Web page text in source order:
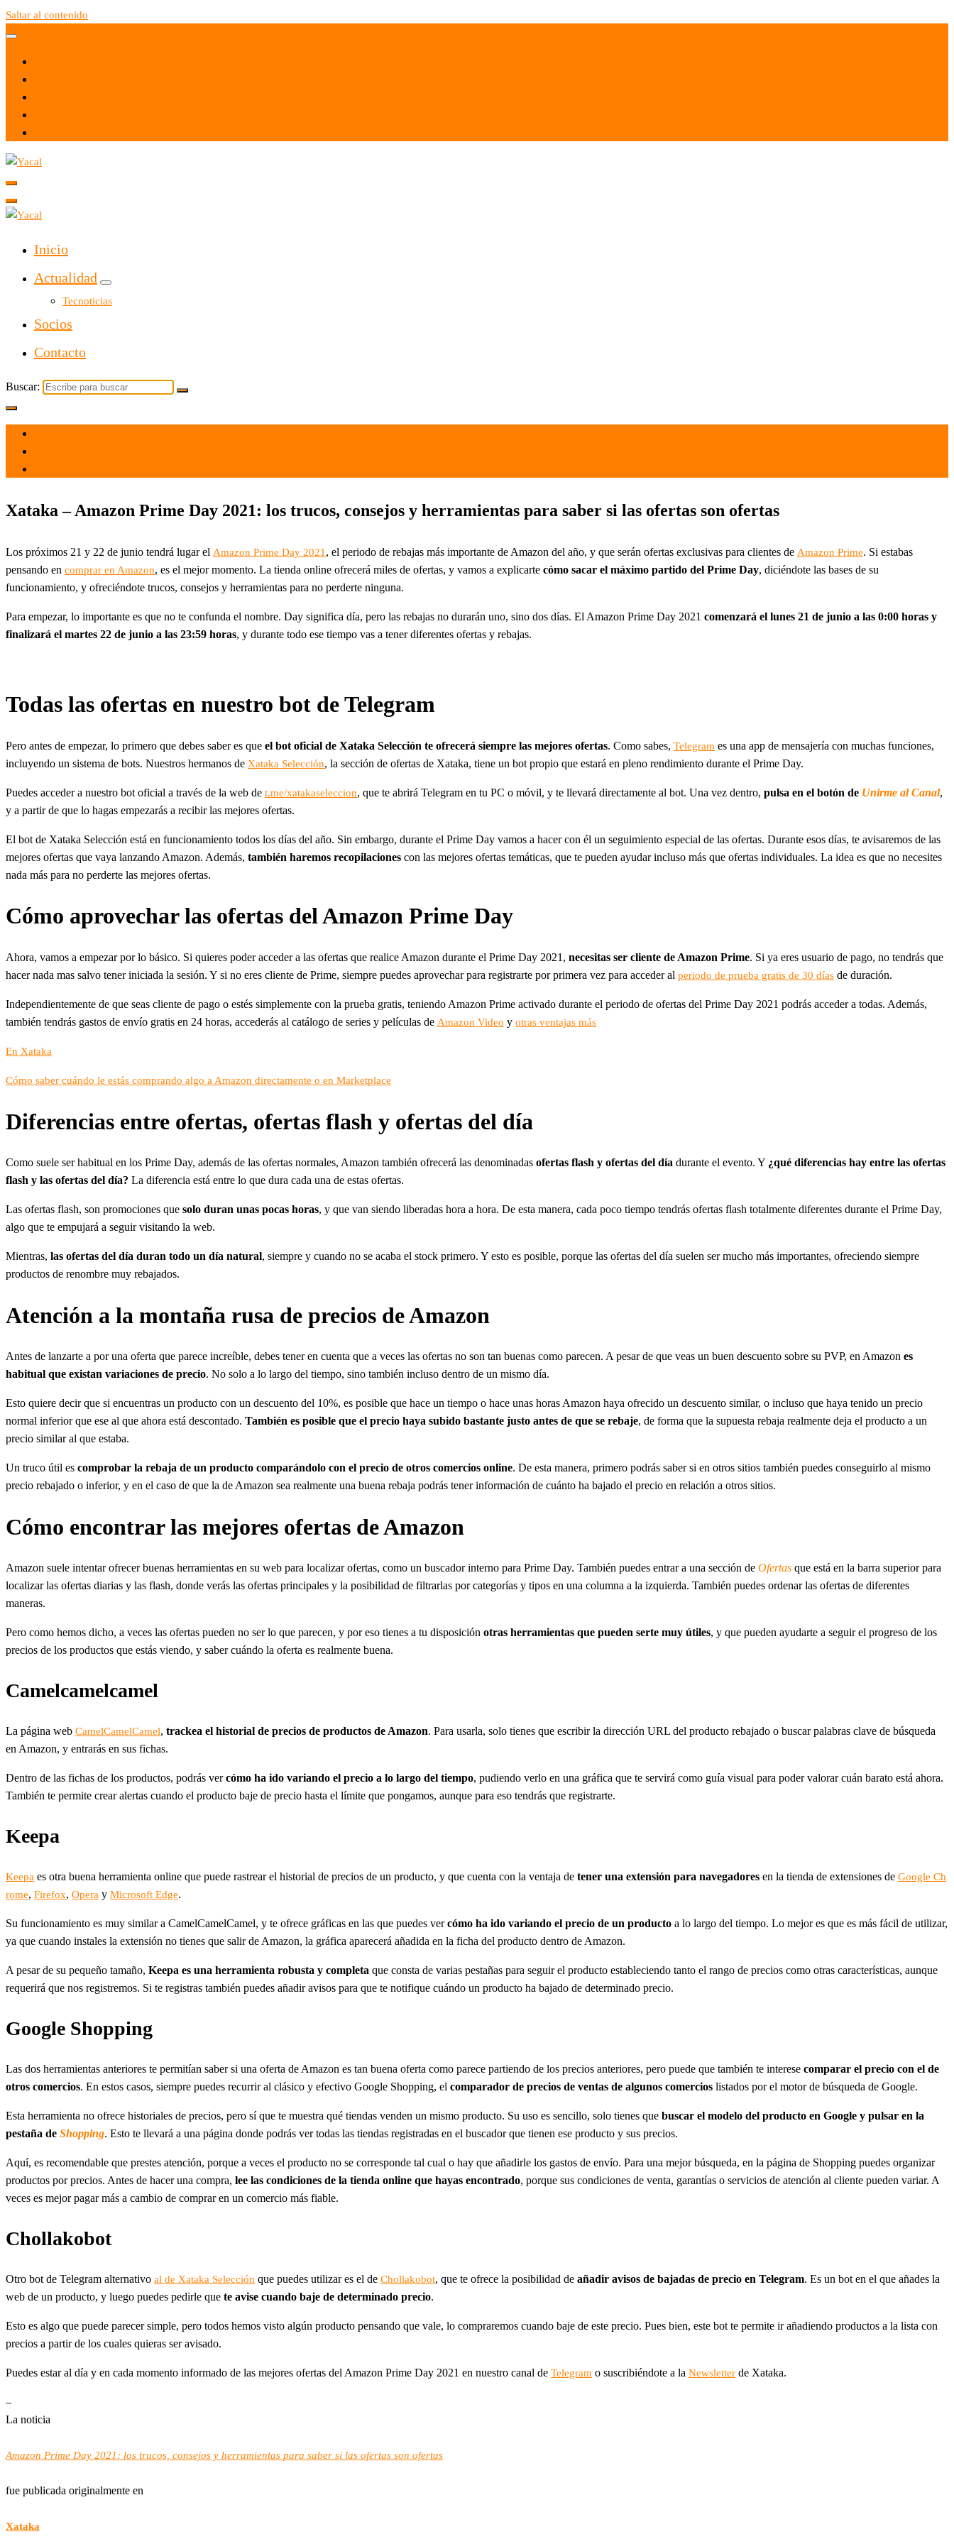
Saltar al contenido
Yacal micro hosting
Inicio
Actualidad
Tecnoticias
Socios
Contacto
Buscar:
Xataka – Amazon Prime Day 2021: los trucos, consejos y herramientas para saber si las ofertas son ofertas
Los próximos 21 y 22 de junio tendrá lugar el Amazon Prime Day 2021 , el periodo de rebajas más importante de Amazon del año, y que serán ofertas exclusivas para clientes de Amazon Prime. Si estabas
pensando en comprar en Amazon, es el mejor momento. La tienda online ofrecerá miles de ofertas, y vamos a explicarte cómo sacar el máximo partido del Prime Day, diciéndote las bases de su
funcionamiento, y ofreciéndote trucos, consejos y herramientas para no perderte ninguna.
Para empezar, lo importante es que no te confunda el nombre. Day significa día, pero las rebajas no durarán uno, sino dos días. El Amazon Prime Day 2021 comenzará el lunes 21 de junio a las 0:00 horas y
finalizará el martes 22 de junio a las 23:59 horas, y durante todo ese tiempo vas a tener diferentes ofertas y rebajas.
Todas las ofertas en nuestro bot de Telegram
Pero antes de empezar, lo primero que debes saber es que el bot oficial de Xataka Selección te ofrecerá siempre las mejores ofertas. Como sabes, Telegram es una app de mensajería con muchas funciones,
incluyendo un sistema de bots. Nuestros hermanos de Xataka Selección, la sección de ofertas de Xataka, tiene un bot propio que estará en pleno rendimiento durante el Prime Day.
Puedes acceder a nuestro bot oficial a través de la web de t.me/xatakaseleccion, que te abrirá Telegram en tu PC o móvil, y te llevará directamente al bot. Una vez dentro, pulsa en el botón de Unirme al Canal,
y a partir de que lo hagas empezarás a recibir las mejores ofertas.
El bot de Xataka Selección está en funcionamiento todos los días del año. Sin embargo, durante el Prime Day vamos a hacer con él un seguimiento especial de las ofertas. Durante esos días, te avisaremos de las
mejores ofertas que vaya lanzando Amazon. Además, también haremos recopilaciones con las mejores ofertas temáticas, que te pueden ayudar incluso más que ofertas individuales. La idea es que no necesites
nada más para no perderte las mejores ofertas.
Cómo aprovechar las ofertas del Amazon Prime Day
Ahora, vamos a empezar por lo básico. Si quieres poder acceder a las ofertas que realice Amazon durante el Prime Day 2021, necesitas ser cliente de Amazon Prime. Si ya eres usuario de pago, no tendrás que
hacer nada mas salvo tener iniciada la sesión. Y si no eres cliente de Prime, siempre puedes aprovechar para registrarte por primera vez para acceder al periodo de prueba gratis de 30 días de duración.
Independientemente de que seas cliente de pago o estés simplemente con la prueba gratis, teniendo Amazon Prime activado durante el periodo de ofertas del Prime Day 2021 podrás acceder a todas. Además,
también tendrás gastos de envío gratis en 24 horas, accederás al catálogo de series y películas de Amazon Video y otras ventajas más
En Xataka
Cómo saber cuándo le estás comprando algo a Amazon directamente o en Marketplace
Diferencias entre ofertas, ofertas flash y ofertas del día
Como suele ser habitual en los Prime Day, además de las ofertas normales, Amazon también ofrecerá las denominadas ofertas flash y ofertas del día durante el evento. Y ¿qué diferencias hay entre las ofertas
flash y las ofertas del día? La diferencia está entre lo que dura cada una de estas ofertas.
Las ofertas flash, son promociones que solo duran unas pocas horas, y que van siendo liberadas hora a hora. De esta manera, cada poco tiempo tendrás ofertas flash totalmente diferentes durante el Prime Day,
algo que te empujará a seguir visitando la web.
Mientras, las ofertas del día duran todo un día natural, siempre y cuando no se acaba el stock primero. Y esto es posible, porque las ofertas del día suelen ser mucho más importantes, ofreciendo siempre
productos de renombre muy rebajados.
Atención a la montaña rusa de precios de Amazon
Antes de lanzarte a por una oferta que parece increíble, debes tener en cuenta que a veces las ofertas no son tan buenas como parecen. A pesar de que veas un buen descuento sobre su PVP, en Amazon es
habitual que existan variaciones de precio. No solo a lo largo del tiempo, sino también incluso dentro de un mismo día.
Esto quiere decir que si encuentras un producto con un descuento del 10%, es posible que hace un tiempo o hace unas horas Amazon haya ofrecido un descuento similar, o incluso que haya tenido un precio
normal inferior que ese al que ahora está descontado. También es posible que el precio haya subido bastante justo antes de que se rebaje, de forma que la supuesta rebaja realmente deja el producto a un
precio similar al que estaba.
Un truco útil es comprobar la rebaja de un producto comparándolo con el precio de otros comercios online. De esta manera, primero podrás saber si en otros sitios también puedes conseguirlo al mismo
precio rebajado o inferior, y en el caso de que la de Amazon sea realmente una buena rebaja podrás tener información de cuánto ha bajado el precio en relación a otros sitios.
Cómo encontrar las mejores ofertas de Amazon
Amazon suele intentar ofrecer buenas herramientas en su web para localizar ofertas, como un buscador interno para Prime Day. También puedes entrar a una sección de Ofertas que está en la barra superior para
localizar las ofertas diarias y las flash, donde verás las ofertas principales y la posibilidad de filtrarlas por categorías y tipos en una columna a la izquierda. También puedes ordenar las ofertas de diferentes
maneras.
Pero como hemos dicho, a veces las ofertas pueden no ser lo que parecen, y por eso tienes a tu disposición otras herramientas que pueden serte muy útiles, y que pueden ayudarte a seguir el progreso de los
precios de los productos que estás viendo, y saber cuándo la oferta es realmente buena.
Camelcamelcamel
La página web CamelCamelCamel, trackea el historial de precios de productos de Amazon. Para usarla, solo tienes que escribir la dirección URL del producto rebajado o buscar palabras clave de búsqueda
en Amazon, y entrarás en sus fichas.
Dentro de las fichas de los productos, podrás vercómo ha ido variando el precio a lo largo del tiempo, pudiendo verlo en una gráfica que te servirá como guía visual para poder valorar cuán barato está ahora.
También te permite crear alertas cuando el producto baje de precio hasta el límite que pongamos, aunque para eso tendrás que registrarte.
Keepa
Keepa es otra buena herramienta online que puede rastrear el historial de precios de un producto, y que cuenta con la ventaja de tener una extensión para navegadores en la tienda de extensiones de Google Ch
rome, Firefox, Opera y Microsoft Edge.
Su funcionamiento es muy similar a CamelCamelCamel, y te ofrece gráficas en las que puedes vercómo ha ido variando el precio de un producto a lo largo del tiempo. Lo mejor es que es más fácil de utilizar,
ya que cuando instales la extensión no tienes que salir de Amazon, la gráfica aparecerá añadida en la ficha del producto dentro de Amazon.
A pesar de su pequeño tamaño, Keepa es una herramienta robusta y completa que consta de varias pestañas para seguir el producto estableciendo tanto el rango de precios como otras características, aunque
requerirá que nos registremos. Si te registras también puedes añadir avisos para que te notifique cuándo un producto ha bajado de determinado precio.
Google Shopping
Las dos herramientas anteriores te permitían saber si una oferta de Amazon es tan buena oferta como parece partiendo de los precios anteriores, pero puede que también te interese comparar el precio con el de
otros comercios. En estos casos, siempre puedes recurrir al clásico y efectivo Google Shopping, el comparador de precios de ventas de algunos comercios listados por el motor de búsqueda de Google.
Esta herramienta no ofrece historiales de precios, pero sí que te muestra qué tiendas venden un mismo producto. Su uso es sencillo, solo tienes que buscar el modelo del producto en Google y pulsar en la
pestaña de Shopping. Esto te llevará a una página donde podrás ver todas las tiendas registradas en el buscador que tienen ese producto y sus precios.
Aquí, es recomendable que prestes atención, porque a veces el producto no se corresponde tal cual o hay que añadirle los gastos de envío. Para una mejor búsqueda, en la página de Shopping puedes organizar
productos por precios. Antes de hacer una compra, lee las condiciones de la tienda online que hayas encontrado, porque sus condiciones de venta, garantías o servicios de atención al cliente pueden variar. A
veces es mejor pagar más a cambio de comprar en un comercio más fiable.
Chollakobot
Otro bot de Telegram alternativo al de Xataka Selección que puedes utilizar es el de Chollakobot, que te ofrece la posibilidad de añadir avisos de bajadas de precio en Telegram. Es un bot en el que añades la
web de un producto, y luego puedes pedirle que te avise cuando baje de determinado precio.
Esto es algo que puede parecer simple, pero todos hemos visto algún producto pensando que vale, lo compraremos cuando baje de este precio. Pues bien, este bot te permite ir añadiendo productos a la lista con
precios a partir de los cuales quieras ser avisado.
Puedes estar al día y en cada momento informado de las mejores ofertas del Amazon Prime Day 2021 en nuestro canal de Telegram o suscribiéndote a la Newsletter de Xataka.
–
La noticia
Amazon Prime Day 2021: los trucos, consejos y herramientas para saber si las ofertas son ofertas
fue publicada originalmente en
Xataka